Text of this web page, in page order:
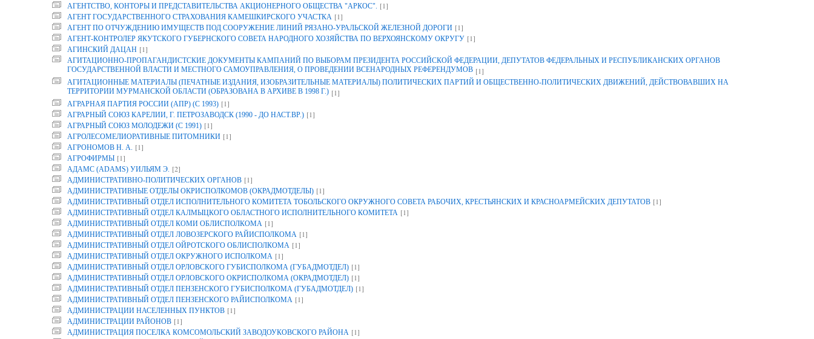
АГЕНТСТВО, КОНТОРЫ И ПРЕДСТАВИТЕЛЬСТВА АКЦИОНЕРНОГО ОБЩЕСТВА "АРКОС". [1]
АГЕНТ ГОСУДАРСТВЕННОГО СТРАХОВАНИЯ КАМЕШКИРСКОГО УЧАСТКА [1]
АГЕНТ ПО ОТЧУЖДЕНИЮ ИМУЩЕСТВ ПОД СООРУЖЕНИЕ ЛИНИЙ РЯЗАНО-УРАЛЬСКОЙ ЖЕЛЕЗНОЙ ДОРОГИ [1]
АГЕНТ-КОНТРОЛЕР ЯКУТСКОГО ГУБЕРНСКОГО СОВЕТА НАРОДНОГО ХОЗЯЙСТВА ПО ВЕРХОЯНСКОМУ ОКРУГУ [1]
АГИНСКИЙ ДАЦАН [1]
АГИТАЦИОННО-ПРОПАГАНДИСТСКИЕ ДОКУМЕНТЫ КАМПАНИЙ ПО ВЫБОРАМ ПРЕЗИДЕНТА РОССИЙСКОЙ ФЕДЕРАЦИИ, ДЕПУТАТОВ ФЕДЕРАЛЬНЫХ И РЕСПУБЛИКАНСКИХ ОРГАНОВ
ГОСУДАРСТВЕННОЙ ВЛАСТИ И МЕСТНОГО САМОУПРАВЛЕНИЯ, О ПРОВЕДЕНИИ ВСЕНАРОДНЫХ РЕФЕРЕНДУМОВ [1]
АГИТАЦИОННЫЕ МАТЕРИАЛЫ (ПЕЧАТНЫЕ ИЗДАНИЯ, ИЗОБРАЗИТЕЛЬНЫЕ МАТЕРИАЛЫ) ПОЛИТИЧЕСКИХ ПАРТИЙ И ОБЩЕСТВЕННО-ПОЛИТИЧЕСКИХ ДВИЖЕНИЙ, ДЕЙСТВОВАВШИХ НА
ТЕРРИТОРИИ МУРМАНСКОЙ ОБЛАСТИ (ОБРАЗОВАНА В АРХИВЕ В 1998 Г.) [1]
АГРАРНАЯ ПАРТИЯ РОССИИ (АПР) (С 1993) [1]
АГРАРНЫЙ СОЮЗ КАРЕЛИИ, Г. ПЕТРОЗАВОДСК (1990 - ДО НАСТ.ВР.) [1]
АГРАРНЫЙ СОЮЗ МОЛОДЕЖИ (С 1991) [1]
АГРОЛЕСОМЕЛИОРАТИВНЫЕ ПИТОМНИКИ [1]
АГРОНОМОВ Н. А. [1]
АГРОФИРМЫ [1]
АДАМС (ADAMS) УИЛЬЯМ Э. [2]
АДМИНИСТРАТИВНО-ПОЛИТИЧЕСКИХ ОРГАНОВ [1]
АДМИНИСТРАТИВНЫЕ ОТДЕЛЫ ОКРИСПОЛКОМОВ (ОКРАДМОТДЕЛЫ) [1]
АДМИНИСТРАТИВНЫЙ ОТДЕЛ ИСПОЛНИТЕЛЬНОГО КОМИТЕТА ТОБОЛЬСКОГО ОКРУЖНОГО СОВЕТА РАБОЧИХ, КРЕСТЬЯНСКИХ И КРАСНОАРМЕЙСКИХ ДЕПУТАТОВ [1]
АДМИНИСТРАТИВНЫЙ ОТДЕЛ КАЛМЫЦКОГО ОБЛАСТНОГО ИСПОЛНИТЕЛЬНОГО КОМИТЕТА [1]
АДМИНИСТРАТИВНЫЙ ОТДЕЛ КОМИ ОБЛИСПОЛКОМА [1]
АДМИНИСТРАТИВНЫЙ ОТДЕЛ ЛОВОЗЕРСКОГО РАЙИСПОЛКОМА [1]
АДМИНИСТРАТИВНЫЙ ОТДЕЛ ОЙРОТСКОГО ОБЛИСПОЛКОМА [1]
АДМИНИСТРАТИВНЫЙ ОТДЕЛ ОКРУЖНОГО ИСПОЛКОМА [1]
АДМИНИСТРАТИВНЫЙ ОТДЕЛ ОРЛОВСКОГО ГУБИСПОЛКОМА (ГУБАДМОТДЕЛ) [1]
АДМИНИСТРАТИВНЫЙ ОТДЕЛ ОРЛОВСКОГО ОКРИСПОЛКОМА (ОКРАДМОТДЕЛ) [1]
АДМИНИСТРАТИВНЫЙ ОТДЕЛ ПЕНЗЕНСКОГО ГУБИСПОЛКОМА (ГУБАДМОТДЕЛ) [1]
АДМИНИСТРАТИВНЫЙ ОТДЕЛ ПЕНЗЕНСКОГО РАЙИСПОЛКОМА [1]
АДМИНИСТРАЦИИ НАСЕЛЕННЫХ ПУНКТОВ [1]
АДМИНИСТРАЦИИ РАЙОНОВ [1]
АДМИНИСТРАЦИЯ ПОСЕЛКА КОМСОМОЛЬСКИЙ ЗАВОДОУКОВСКОГО РАЙОНА [1]